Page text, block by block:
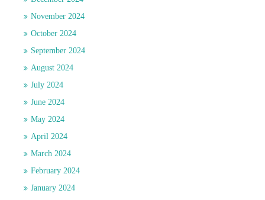
November 2024
October 2024
September 2024
August 2024
July 2024
June 2024
May 2024
April 2024
March 2024
February 2024
January 2024